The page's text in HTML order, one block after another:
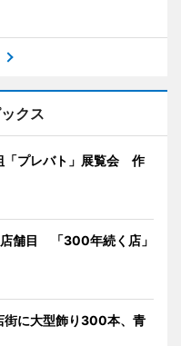
クス
「プレバト」展覧会 作
舗目 「300年続く店」
に大型飾り300本、青